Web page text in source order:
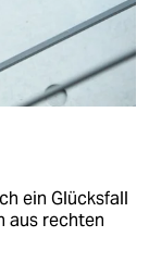
ein Glücksfall
aus rechten